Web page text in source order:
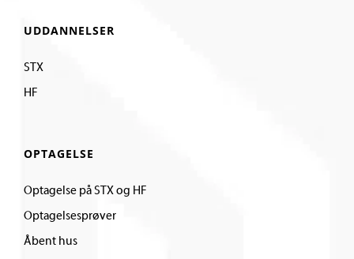
UDDANNELSER
STX
HF
OPTAGELSE
Optagelse på STX og HF
Optagelsesprøver
Åbent hus